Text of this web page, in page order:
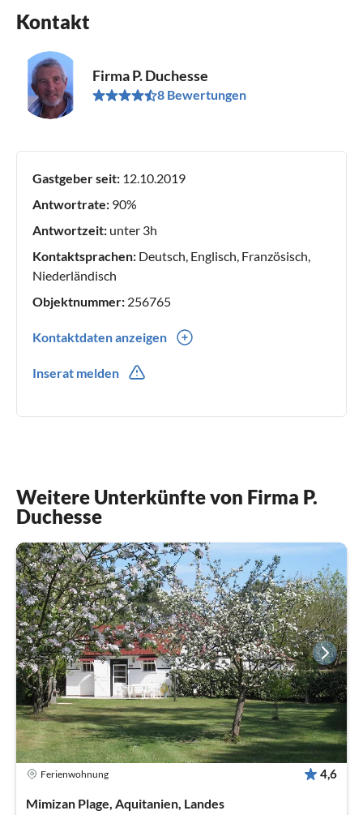
Kontakt
Firma P. Duchesse
8 Bewertungen
Gastgeber seit: 12.10.2019
Antwortrate: 90%
Antwortzeit: unter 3h
Kontaktsprachen: Deutsch, Englisch, Französisch,
Niederländisch
Objektnummer: 256765
Kontaktdaten anzeigen
Inserat melden
Weitere Unterkünfte von Firma P.
Duchesse
Ferienwohnung 4,6
Mimizan Plage, Aquitanien, Landes